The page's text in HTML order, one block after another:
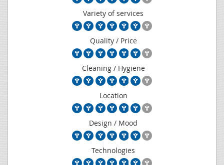
Variety of services
Quality / Price
Cleaning / Hygiene
Location
Design / Mood
Technologies